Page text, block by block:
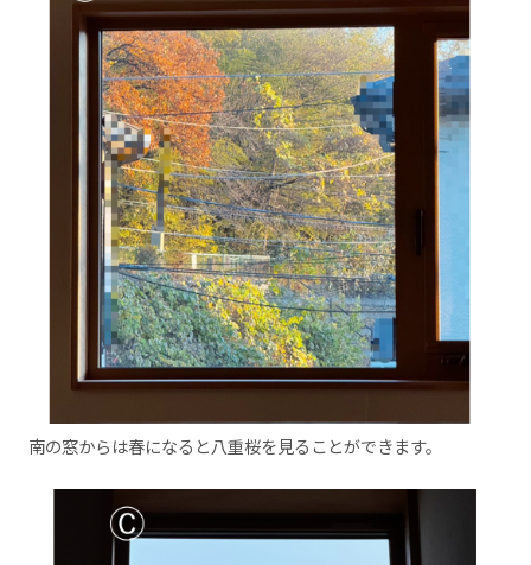
南の窓からは春になると八重桜を見ることができます。